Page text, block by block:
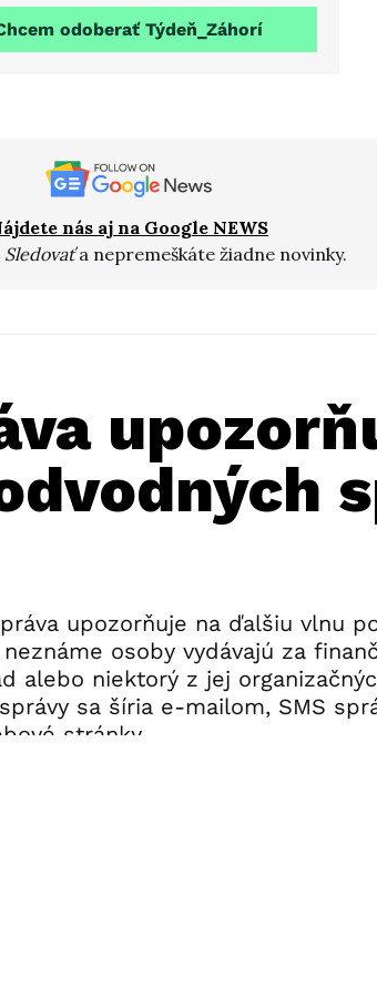
odoberať Týdeň_Záhorí
nás aj na Google NEWS
Sledovaťa nepremeškáte žiadne novinky.
upozorňuje na ďalšiu vlnu
osoby vydávajú za
alebo niektorý z jej
sa šíria e-mailom, SMS
stránky.